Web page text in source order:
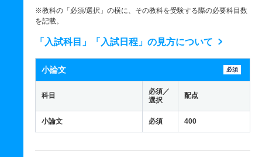
※教科の「必須/選択」の横に、その教科を受験する際の必要科目数
を記載。
「入試科目」「入試日程」の見方について
小論文 必須
科目
必須／
選択
配点
小論文 必須 400